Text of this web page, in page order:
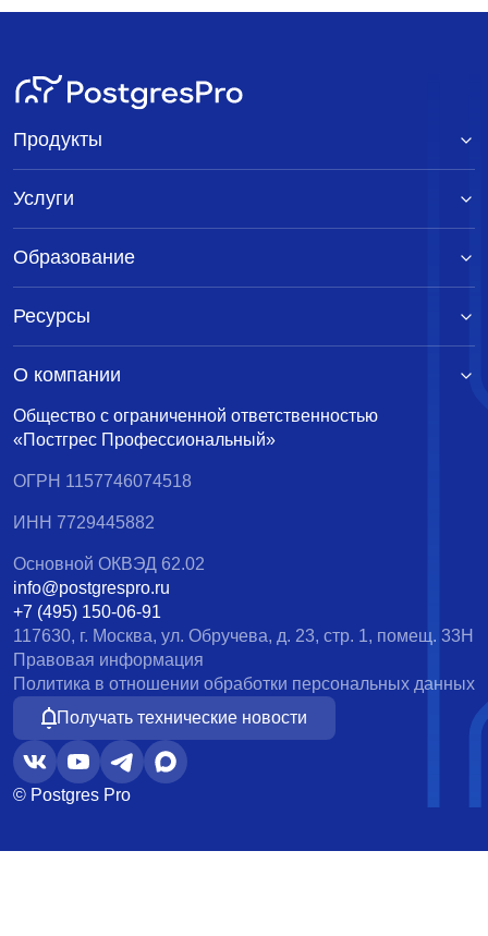
Общество с ограниченной ответственностью
«Постгрес Профессиональный»
ОГРН 1157746074518
ИНН 7729445882
Основной ОКВЭД 62.02
info@postgrespro.ru
+7 (495) 150-06-91
117630, г. Москва, ул. Обручева, д. 23, стр. 1, помещ. 33Н
Правовая информация
Политика в отношении обработки персональных данных
Получать технические новости
© Postgres Pro
Продукты
Услуги
Образование
Ресурсы
О компании